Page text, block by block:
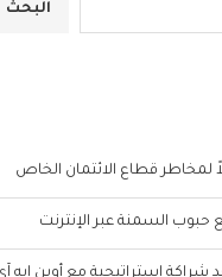
البحث
لمخاطر قطاع الائتمان الخاص
السمنة عبر الإنترنت